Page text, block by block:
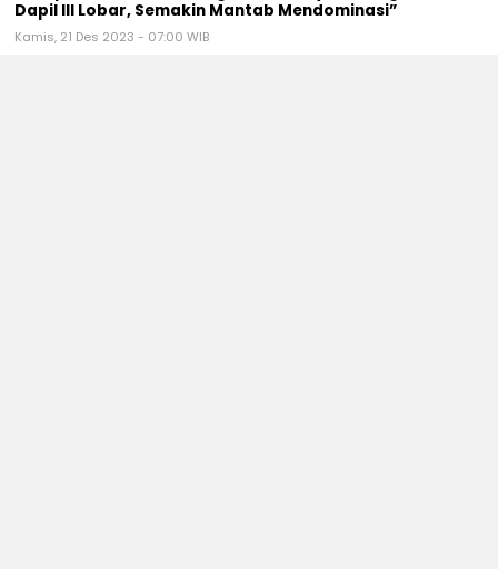
Dapil III Lobar, Semakin Mantab Mendominasi”
Kamis, 21 Des 2023 - 07:00 WIB